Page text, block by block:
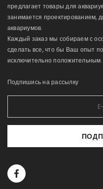
предлагает товары для
занимается проектированием,
аквариумов.
Каждый заказ мы собираем с
сделать все, что бы Ваш опыт
исключительно положительным.
Подпишись на рассылку